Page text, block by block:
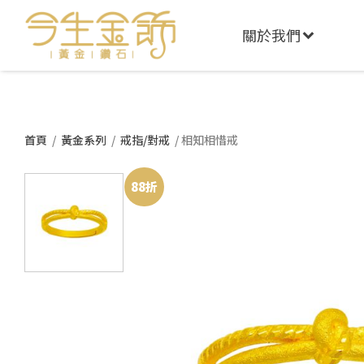
關於我們
首頁 / 黃金系列 / 戒指/對戒 / 相知相惜戒
88折